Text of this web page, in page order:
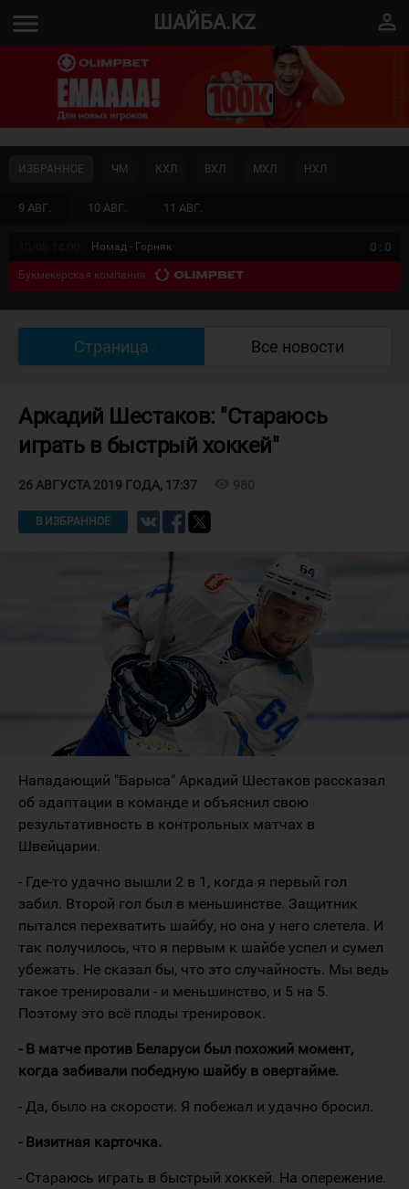
menu ШАЙБА.KZ perm_identity
9 АВГ. 10 АВГ. 11 АВГ.
ИЗБРАННОЕ ЧМ КХЛ ВХЛ МХЛ НХЛ
Номад - Горняк 0 : 0
Букмекерская компания
Страница Все новости
Аркадий Шестаков: "Стараюсь
играть в быстрый хоккей"
26 АВГУСТА 2019 ГОДА, 17:37 980
В ИЗБРАННОЕ
Нападающий "Барыса" Аркадий Шестаков рассказал
об адаптации в команде и объяснил свою
результативность в контрольных матчах в
Швейцарии.
- Где-то удачно вышли 2 в 1, когда я первый гол
забил. Второй гол был в меньшинстве. Защитник
пытался перехватить шайбу, но она у него слетела. И
так получилось, что я первым к шайбе успел и сумел
убежать. Не сказал бы, что это случайность. Мы ведь
такое тренировали - и меньшинство, и 5 на 5.
Поэтому это всё плоды тренировок.
- В матче против Беларуси был похожий момент,
когда забивали победную шайбу в овертайме.
- Да, было на скорости. Я побежал и удачно бросил.
- Визитная карточка.
- Стараюсь играть в быстрый хоккей. На опережение.